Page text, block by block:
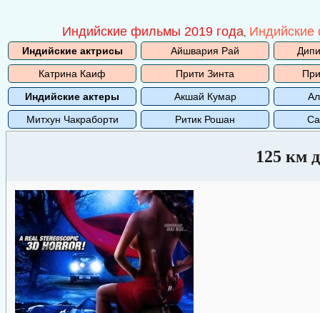
Индийские фильмы 2019 года,
Индийские актрисы Айшвария Рай
Катрина Каиф
Прити Зинта
Индийские актеры
Акшай Кумар
Митхун Чакраборти
Ритик Рошан
125 км